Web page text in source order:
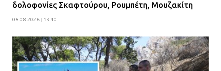
δολοφονίες Σκαφτούρου, Ρουμπέτη, Μουζακίτη
08.08.2026 | 13:40